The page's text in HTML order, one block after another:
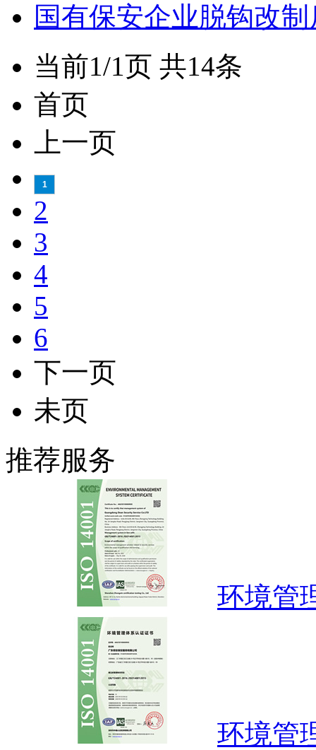
国有保安企业脱钩改
当前1/1页 共14条
首页
上一页
1
2
3
4
5
6
下一页
未页
推荐服务
环境管
环境管